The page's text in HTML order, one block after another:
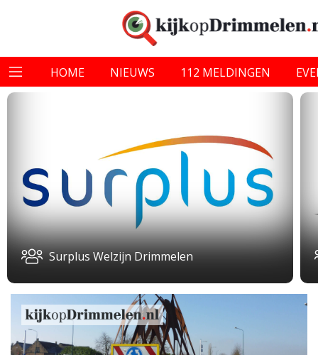
HOME NIEUWS 112 MELDINGEN
Surplus Welzijn Drimmelen